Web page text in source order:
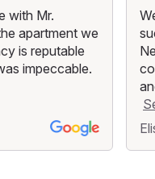
with Mr.
apartment we
is reputable
impeccable.